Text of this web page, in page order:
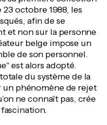
octobre 1988, les
afin de se
et non sur la personne
belge impose un
de son personnel.
est alors adopté.
du système de la
phénomène de rejet
ne connaît pas, crée